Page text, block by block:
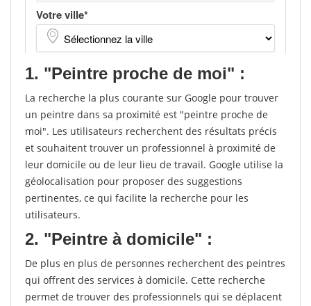
1. "Peintre proche de moi" :
La recherche la plus courante sur Google pour trouver
un peintre dans sa proximité est "peintre proche de
moi". Les utilisateurs recherchent des résultats précis
et souhaitent trouver un professionnel à proximité de
leur domicile ou de leur lieu de travail. Google utilise la
géolocalisation pour proposer des suggestions
pertinentes, ce qui facilite la recherche pour les
utilisateurs.
2. "Peintre à domicile" :
De plus en plus de personnes recherchent des peintres
qui offrent des services à domicile. Cette recherche
permet de trouver des professionnels qui se déplacent